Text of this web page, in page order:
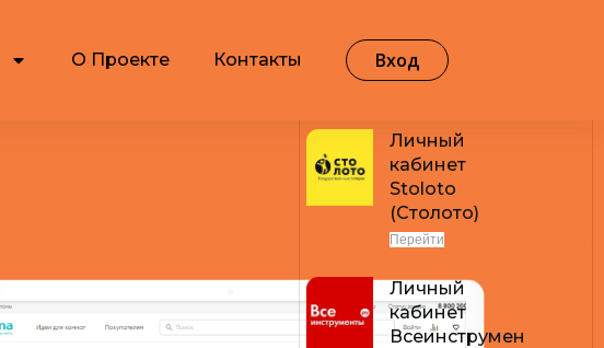
О Проекте Контакты Вход
Самые популярные
Личный
кабинет
Stoloto
(Столото)
Перейти
Личный
кабинет
Всеинструмен